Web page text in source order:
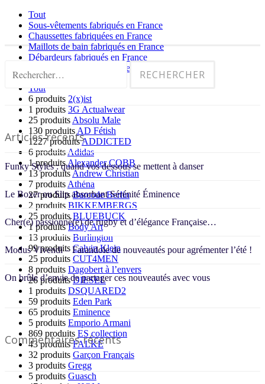
Tout
Sous-vêtements fabriqués en France
Chaussettes fabriquées en France
Maillots de bain fabriqués en France
Débardeurs fabriqués en France
T-Shirt fabriqués en France
Tout
6 produits 2(x)ist
1 produits 3G Actualwear
25 produits Absolu Male
130 produits AD Fétish
1227 produitsADDICTED
6 produits Adidas
1 produits Alexander COBB
13 produits Andrew Christian
7 produits Athéna
27 produits Barcode Berlin
2 produits BIKKEMBERGS
25 produits BLUEBUCK
1 produits Body Art
13 produits Burlington
99 produits Calvin Klein
25 produits CUT4MEN
8 produits Dagobert à l’envers
26 produits DIESEL
1 produits DSQUARED2
59 produits Eden Park
65 produits Eminence
5 produits Emporio Armani
869 produits ES collection
43 produits FALKE
32 produits Garçon Français
3 produits Gregg
5 produits Guasch
Rechercher :
Articles récents
Funky Styles : quand vos dessous se mettent à danser
Le Boxer ou Slip absorbant Sérénité Éminence
Cher(e) passionné(e) de rugby et d’élégance Française…
Modus Vivendi – Farandole de nouveautés pour agrémenter l’été !
On brûle d’envie de partager ces nouveautés avec vous
Commentaires récents